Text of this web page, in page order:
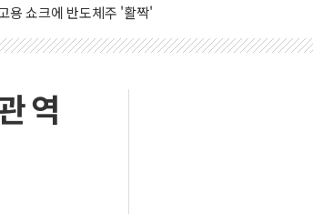
용 쇼크에 반도체주 '활짝'
우려 후퇴…나스닥 선물 1%대 상승
체결
우드플레어·태양광주↑ VS 트레이드데스크·웬디스↓
역